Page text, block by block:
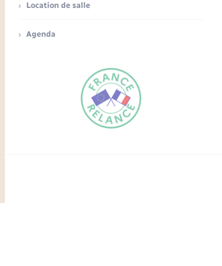
FR
Location de salle
Agenda